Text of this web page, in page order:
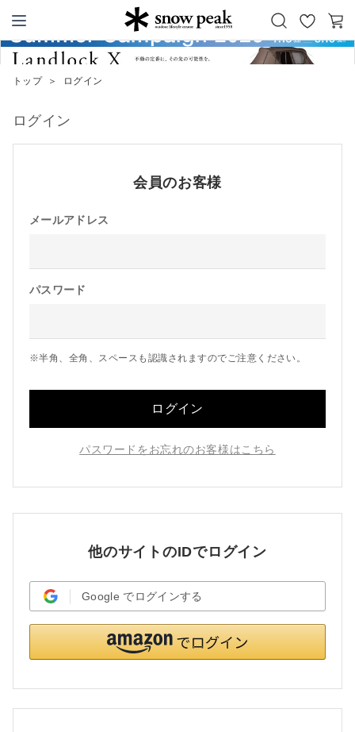
Snow Peak
お
気
カ
トップ ＞ ログイン
ログイン
会員のお客様
メールアドレス
パスワード
※半角、全角、スペースも認識されますのでご注意ください。
ログイン
パスワードをお忘れのお客様はこちら
他のサイトのIDでログイン
Google でログインする